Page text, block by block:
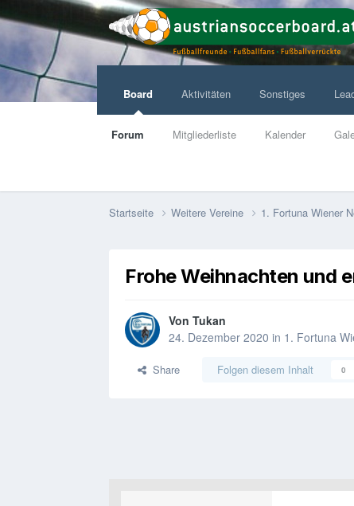
Board
Forum Mitgliederliste Kalender
Aktivitäten Sonstiges
Startseite Weitere Vereine 1. Fortuna Wiener
Frohe Weihnachten und
Von Tukan
24. Dezember 2020 in 1. Fortuna
Share Folgen diesem Inhalt 0